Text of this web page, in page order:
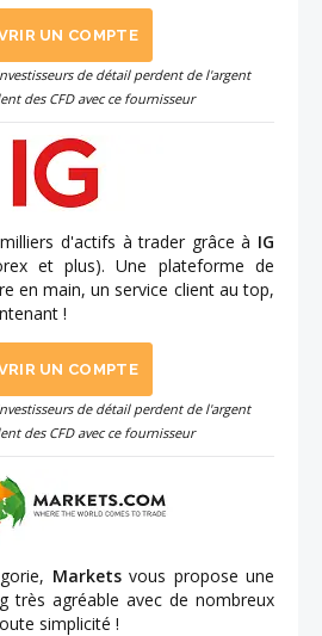
UN COMPTE
de détail perdent de l'argent
des CFD avec ce fournisseur
d'actifs à trader grâce à IG
et plus). Une plateforme de
en main, un service client au top,
!
UN COMPTE
de détail perdent de l'argent
des CFD avec ce fournisseur
Marketsvous propose une
très agréable avec de nombreux
simplicité !